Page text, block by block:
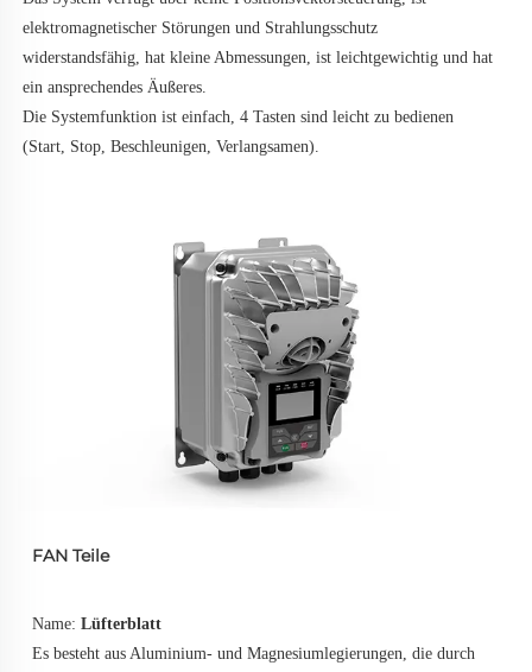
elektromagnetischer Störungen und Strahlungsschutz
widerstandsfähig, hat kleine Abmessungen, ist leichtgewichtig und hat
ein ansprechendes Äußeres.
Die Systemfunktion ist einfach, 4 Tasten sind leicht zu bedienen
(Start, Stop, Beschleunigen, Verlangsamen).
FAN Teile
Name: Lüfterblatt
Es besteht aus Aluminium- und Magnesiumlegierungen, die durch